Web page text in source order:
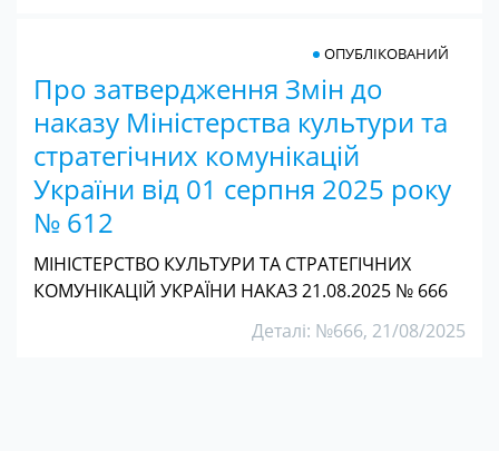
Про затвердження Змін до
наказу Міністерства культури та
стратегічних комунікацій
України від 01 серпня 2025 року
№ 612
ОПУБЛІКОВАНИЙ
МІНІСТЕРСТВО КУЛЬТУРИ ТА СТРАТЕГІЧНИХ
КОМУНІКАЦІЙ УКРАЇНИ НАКАЗ 21.08.2025 № 666
Деталі: №666, 21/08/2025